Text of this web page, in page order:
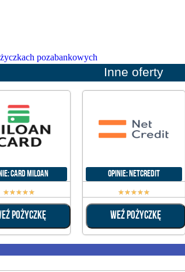
pozabankowych
Inne oferty
Card Miloan
☆☆☆☆☆
POŻYCZKĘ
Opinie: NetCredit
☆☆☆☆☆
WEŹ POŻYCZKĘ